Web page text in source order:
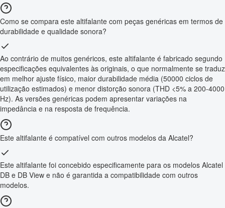
Como se compara este altifalante com peças genéricas em termos de
durabilidade e qualidade sonora?
Ao contrário de muitos genéricos, este altifalante é fabricado segundo
especificações equivalentes às originais, o que normalmente se traduz
em melhor ajuste físico, maior durabilidade média (50000 ciclos de
utilização estimados) e menor distorção sonora (THD <5% a 200-4000
Hz). As versões genéricas podem apresentar variações na
impedância e na resposta de frequência.
Este altifalante é compatível com outros modelos da Alcatel?
Este altifalante foi concebido especificamente para os modelos Alcatel
DB e DB View e não é garantida a compatibilidade com outros
modelos.